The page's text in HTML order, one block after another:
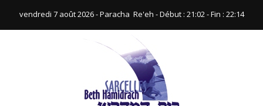
vendredi 7 août 2026 - Paracha ‪ Re'eh‬ - Début : 21:02‬ - Fin : ‪22:14‬